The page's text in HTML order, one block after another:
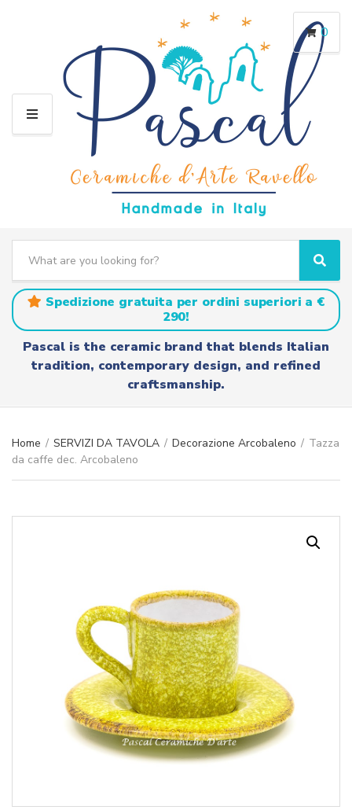
M
a
t
g
a
r
c
h
S
e
a
r
c
h
Spedizione gratuita per ordini superiori a €
290!
Pascal is the ceramic brand that blends Italian
tradition, contemporary design, and refined
craftsmanship.
0
Home / SERVIZI DA TAVOLA / Decorazione Arcobaleno / Tazza
da caffe dec. Arcobaleno